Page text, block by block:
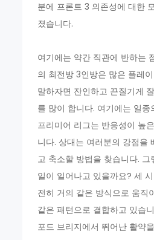
분에 프론트 3 의존성에 대한
졌습니다.
여기에는 약간 직관에 반하는
의 최전방 3인방은 많은 플레
말하자면 잔인하고 끈질기게
를 많이 합니다. 여기에는 일종
프리미어 리그는 반응성이 높
니다. 상대는 여러분의 강점을
고 축소할 방법을 찾습니다.
일이 일어나고 있을까요? 세
전히 거의 같은 방식으로 움직
같은 패턴으로 결합하고 있습
포드 브리지에서 뛰어난 활약